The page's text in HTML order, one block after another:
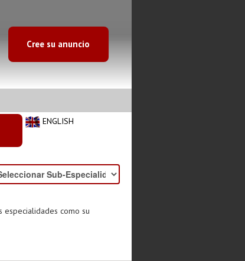
Cree su anuncio
ENGLISH
especialidades como su